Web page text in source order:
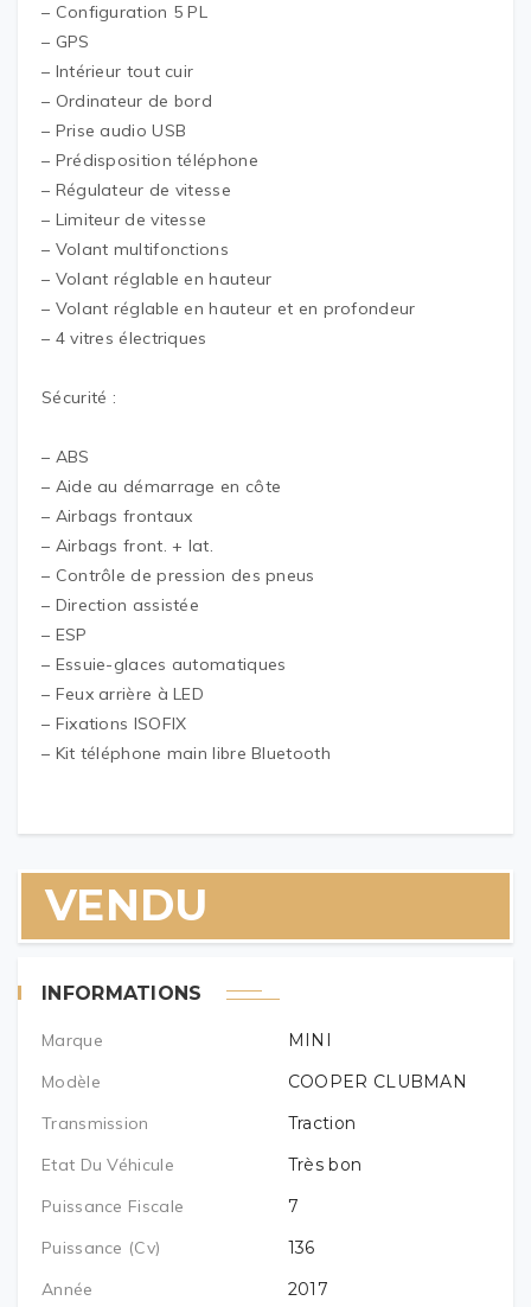
– Configuration 5 PL
– GPS
– Intérieur tout cuir
– Ordinateur de bord
– Prise audio USB
– Prédisposition téléphone
– Régulateur de vitesse
– Limiteur de vitesse
– Volant multifonctions
– Volant réglable en hauteur
– Volant réglable en hauteur et en profondeur
– 4 vitres électriques
Sécurité :
– ABS
– Aide au démarrage en côte
– Airbags frontaux
– Airbags front. + lat.
– Contrôle de pression des pneus
– Direction assistée
– ESP
– Essuie-glaces automatiques
– Feux arrière à LED
– Fixations ISOFIX
– Kit téléphone main libre Bluetooth
VENDU
INFORMATIONS
Marque
MINI
Modèle
COOPER CLUBMAN
Transmission
Traction
Etat Du Véhicule
Très bon
Puissance Fiscale
7
Puissance (cv)
136
Année
2017